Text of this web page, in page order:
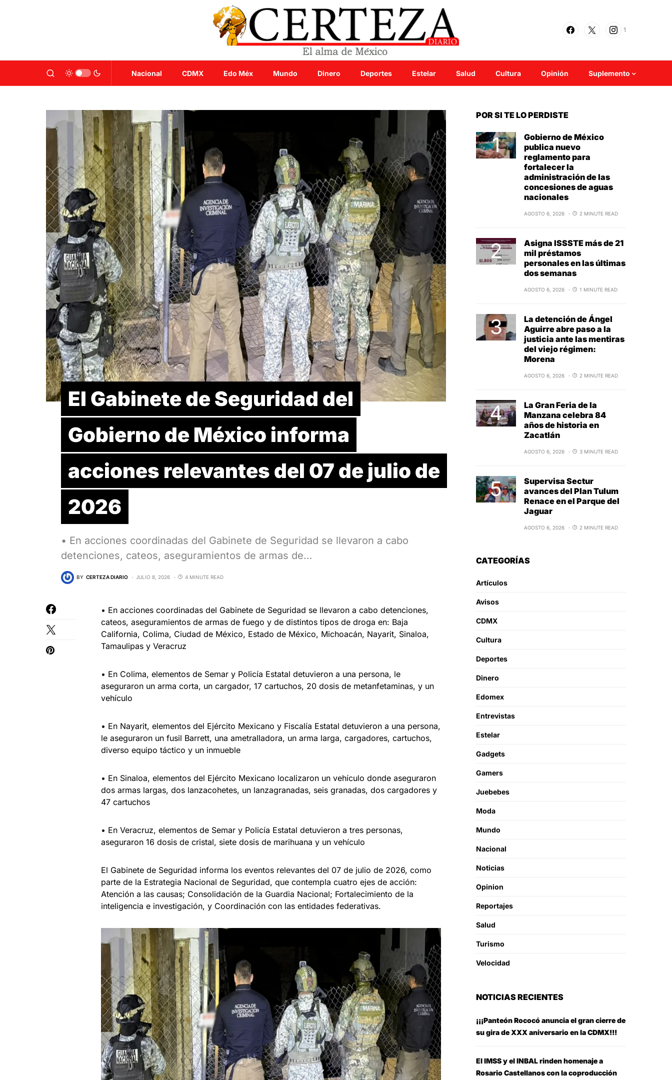
1
Nacional CDMX Edo Méx Mundo Dinero Deportes Estelar Salud Cultura Opinión Suplemento
El Gabinete de Seguridad del
Gobierno de México informa
acciones relevantes del 07 de julio de
2026
• En acciones coordinadas del Gabinete de Seguridad se llevaron a cabo
detenciones, cateos, aseguramientos de armas de…
BY CERTEZA DIARIO JULIO 8, 2026 4 MINUTE READ
• En acciones coordinadas del Gabinete de Seguridad se llevaron a cabo detenciones,
cateos, aseguramientos de armas de fuego y de distintos tipos de droga en: Baja
California, Colima, Ciudad de México, Estado de México, Michoacán, Nayarit, Sinaloa,
Tamaulipas y Veracruz
• En Colima, elementos de Semar y Policía Estatal detuvieron a una persona, le
aseguraron un arma corta, un cargador, 17 cartuchos, 20 dosis de metanfetaminas, y un
vehículo
• En Nayarit, elementos del Ejército Mexicano y Fiscalía Estatal detuvieron a una persona,
le aseguraron un fusil Barrett, una ametralladora, un arma larga, cargadores, cartuchos,
diverso equipo táctico y un inmueble
• En Sinaloa, elementos del Ejército Mexicano localizaron un vehículo donde aseguraron
dos armas largas, dos lanzacohetes, un lanzagranadas, seis granadas, dos cargadores y
47 cartuchos
• En Veracruz, elementos de Semar y Policía Estatal detuvieron a tres personas,
aseguraron 16 dosis de cristal, siete dosis de marihuana y un vehículo
El Gabinete de Seguridad informa los eventos relevantes del 07 de julio de 2026, como
parte de la Estrategia Nacional de Seguridad, que contempla cuatro ejes de acción:
Atención a las causas; Consolidación de la Guardia Nacional; Fortalecimiento de la
inteligencia e investigación, y Coordinación con las entidades federativas.
POR SI TE LO PERDISTE
Gobierno de México
publica nuevo
reglamento para
fortalecer la
administración de las
concesiones de aguas
nacionales
AGOSTO 6, 2026 2 MINUTE READ
Asigna ISSSTE más de 21
mil préstamos
personales en las últimas
dos semanas
AGOSTO 6, 2026 1 MINUTE READ
La detención de Ángel
Aguirre abre paso a la
justicia ante las mentiras
del viejo régimen:
Morena
AGOSTO 6, 2026 2 MINUTE READ
La Gran Feria de la
Manzana celebra 84
años de historia en
Zacatlán
AGOSTO 6, 2026 3 MINUTE READ
Supervisa Sectur
avances del Plan Tulum
Renace en el Parque del
Jaguar
AGOSTO 6, 2026 2 MINUTE READ
CATEGORÍAS
Artículos
Avisos
CDMX
Cultura
Deportes
Dinero
Edomex
Entrevistas
Estelar
Gadgets
Gamers
Juebebes
Moda
Mundo
Nacional
Noticias
Opinion
Reportajes
Salud
Turismo
Velocidad
NOTICIAS RECIENTES
¡¡¡Panteón Rococó anuncia el gran cierre de
su gira de XXX aniversario en la CDMX!!!
El IMSS y el INBAL rinden homenaje a
Rosario Castellanos con la coproducción